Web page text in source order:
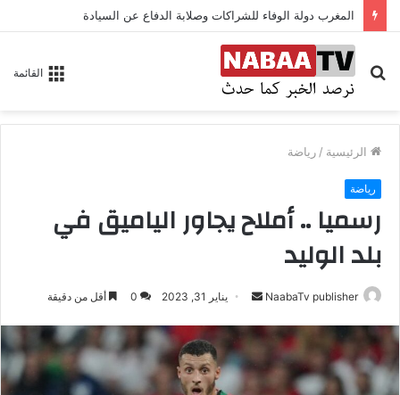
المغرب دولة الوفاء للشراكات وصلابة الدفاع عن السيادة
القائمة
بحث
عن
الرئيسية / رياضة
رياضة
رسميا .. أملاح يجاور الياميق في
بلد الوليد
NaabaTv publisher
س
ل
يناير 31, 2023 0 أقل من دقيقة